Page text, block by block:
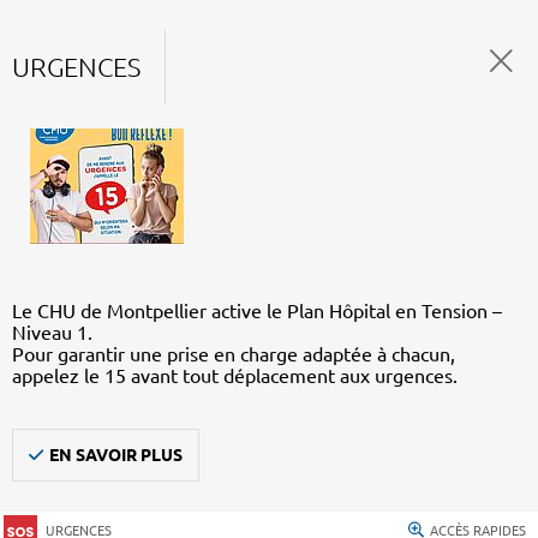
URGENCES
Le CHU de Montpellier active le Plan Hôpital en Tension –
Niveau 1.
Pour garantir une prise en charge adaptée à chacun,
appelez le 15 avant tout déplacement aux urgences.
EN SAVOIR PLUS
URGENCES ACCÈS RAPIDES